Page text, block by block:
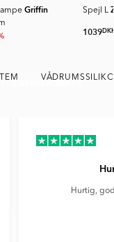
Griffin Spejl L
1039
FLISESKÆRER
PIEDESTALFØDDER
Hurtig,